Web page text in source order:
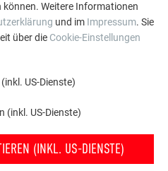
können. Weitere Informationen
und im Impressum. Sie
über die Cookie-Einstellungen
US-Dienste)
(inkl. US-Dienste)
(INKL. US-DIENSTE)